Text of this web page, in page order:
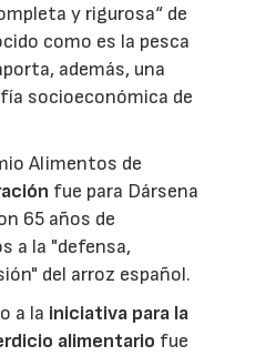
y rigurosa“ de
como es la pesca
además, una
socioeconómica de
Alimentos de
fue para Dársena
65 años de
a la "defensa,
del arroz español.
a la iniciativa para la
alimentario fue